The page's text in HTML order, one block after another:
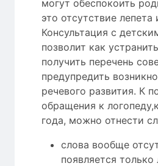
могут обеспокоить
это отсутствие лепета
Консультация с
позволит как
получить перечень
предупредить
речевого развития. К
обращения к
года, можно отнести
слова вообще
появляется только